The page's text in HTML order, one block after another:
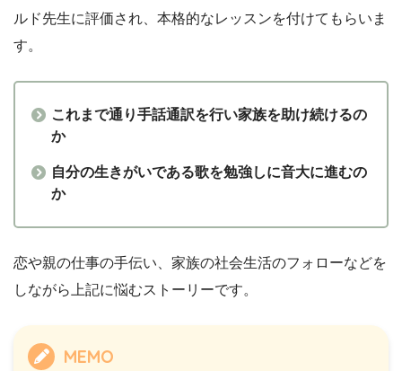
ルド先生に評価され、本格的なレッスンを付けてもらいま
す。
これまで通り手話通訳を行い家族を助け続けるの
か
自分の生きがいである歌を勉強しに音大に進むの
か
恋や親の仕事の手伝い、家族の社会生活のフォローなどを
しながら上記に悩むストーリーです。
MEMO